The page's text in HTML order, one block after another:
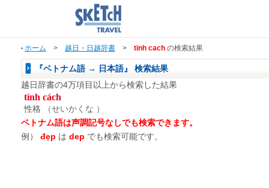
ホーム > 越日・日越辞書 > tinh cach の検索結果
『ベトナム語 → 日本語』 検索結果
越日辞書の4万項目以上から検索した結果
tính cách
性格 （せいかくな ）
ベトナム語は声調記号なしでも検索できます。
例）
đẹp は dep でも検索可能です。